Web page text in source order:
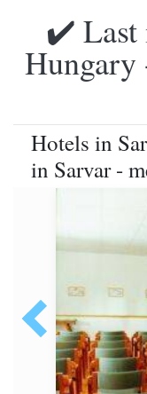
✔️ Last
Hungary
Hotels in
in Sarvar -